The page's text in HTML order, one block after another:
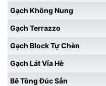
Gạch Không Nung
Gạch Terrazzo
Gạch Block Tự Chèn
Gạch Lát Vỉa Hè
Bê Tông Đúc Sẳn